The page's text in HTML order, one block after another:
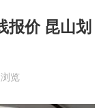
报价 昆山划
览